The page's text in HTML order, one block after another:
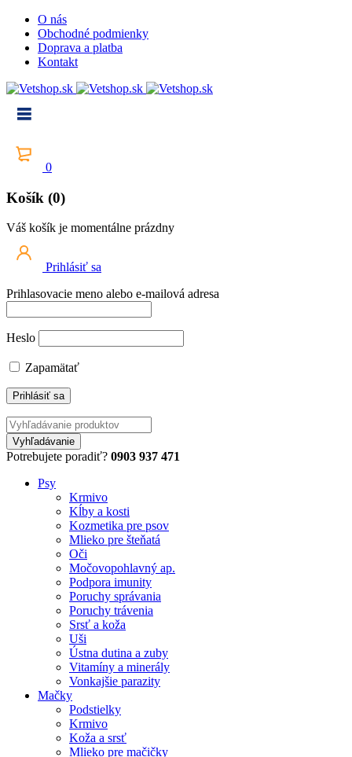
O nás
Obchodné podmienky
Doprava a platba
Kontakt
0
Košík (0)
Váš košík je momentálne prázdny
Prihlásiť sa
Prihlasovacie meno alebo e-mailová adresa
Heslo
Zapamätať
Potrebujete poradiť? 0903 937 471
Psy
Krmivo
Kĺby a kosti
Kozmetika pre psov
Mlieko pre šteňatá
Oči
Močovopohlavný ap.
Podpora imunity
Poruchy správania
Poruchy trávenia
Srsť a koža
Uši
Ústna dutina a zuby
Vitamíny a minerály
Vonkajšie parazity
Mačky
Podstielky
Krmivo
Koža a srsť
Mlieko pre mačičky